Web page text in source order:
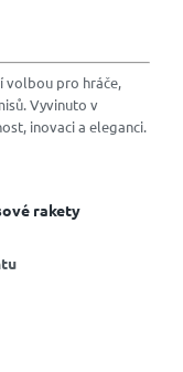
volbou pro hráče,
Vyvinuto v
inovaci a eleganci.
rakety